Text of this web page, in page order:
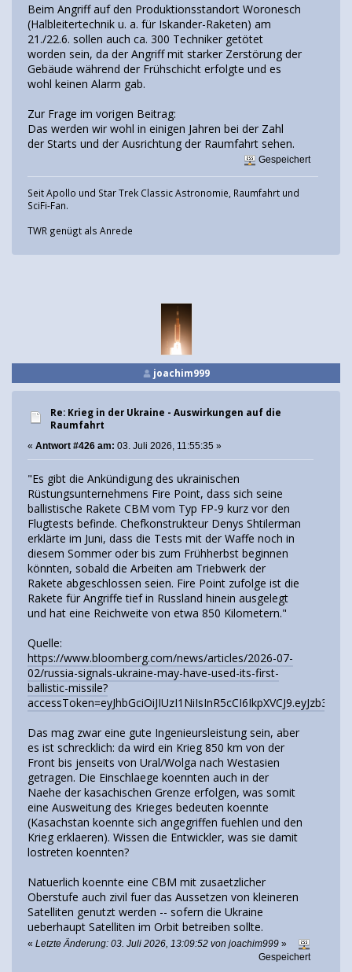
Beim Angriff auf den Produktionsstandort Woronesch
(Halbleitertechnik u. a. für Iskander-Raketen) am
21./22.6. sollen auch ca. 300 Techniker getötet
worden sein, da der Angriff mit starker Zerstörung der
Gebäude während der Frühschicht erfolgte und es
wohl keinen Alarm gab.
Zur Frage im vorigen Beitrag:
Das werden wir wohl in einigen Jahren bei der Zahl
der Starts und der Ausrichtung der Raumfahrt sehen.
Gespeichert
Seit Apollo und Star Trek Classic Astronomie, Raumfahrt und
SciFi-Fan.
TWR genügt als Anrede
joachim999
Re: Krieg in der Ukraine - Auswirkungen auf die
Raumfahrt
« Antwort #426 am: 03. Juli 2026, 11:55:35 »
"Es gibt die Ankündigung des ukrainischen
Rüstungsunternehmens Fire Point, dass sich seine
ballistische Rakete CBM vom Typ FP-9 kurz vor den
Flugtests befinde. Chefkonstrukteur Denys Shtilerman
erklärte im Juni, dass die Tests mit der Waffe noch in
diesem Sommer oder bis zum Frühherbst beginnen
könnten, sobald die Arbeiten am Triebwerk der
Rakete abgeschlossen seien. Fire Point zufolge ist die
Rakete für Angriffe tief in Russland hinein ausgelegt
und hat eine Reichweite von etwa 850 Kilometern."
Quelle:
https://www.bloomberg.com/news/articles/2026-07-
02/russia-signals-ukraine-may-have-used-its-first-
ballistic-missile?
Das mag zwar eine gute Ingenieursleistung sein, aber
es ist schrecklich: da wird ein Krieg 850 km von der
Front bis jenseits von Ural/Wolga nach Westasien
getragen. Die Einschlaege koennten auch in der
Naehe der kasachischen Grenze erfolgen, was somit
eine Ausweitung des Krieges bedeuten koennte
(Kasachstan koennte sich angegriffen fuehlen und den
Krieg erklaeren). Wissen die Entwickler, was sie damit
lostreten koennten?
Natuerlich koennte eine CBM mit zusaetzlicher
Oberstufe auch zivil fuer das Aussetzen von kleineren
Satelliten genutzt werden -- sofern die Ukraine
ueberhaupt Satelliten im Orbit betreiben sollte.
« Letzte Änderung: 03. Juli 2026, 13:09:52 von joachim999 »
Gespeichert